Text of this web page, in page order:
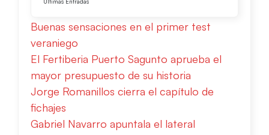
Buenas sensaciones en el primer test
veraniego
El Fertiberia Puerto Sagunto aprueba el
mayor presupuesto de su historia
Jorge Romanillos cierra el capítulo de
fichajes
Gabriel Navarro apuntala el lateral